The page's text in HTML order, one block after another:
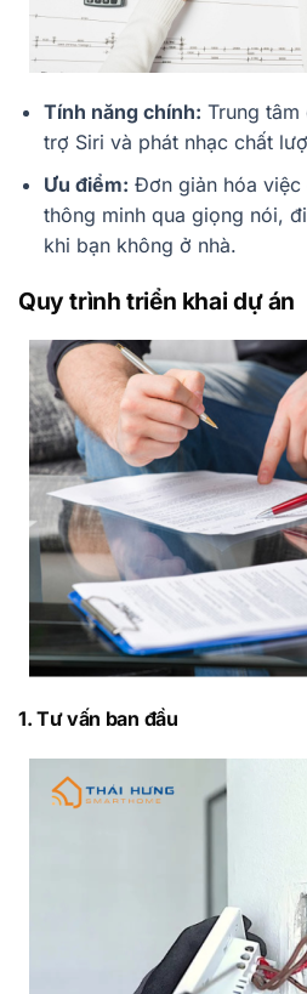
Tính năng chính: Trung tâm
trợ Siri và phát nhạc chất
Ưu điểm: Đơn giản hóa việc
thông minh qua giọng nói,
khi bạn không ở nhà.
Quy trình triển khai dự án
1. Tư vấn ban đầu